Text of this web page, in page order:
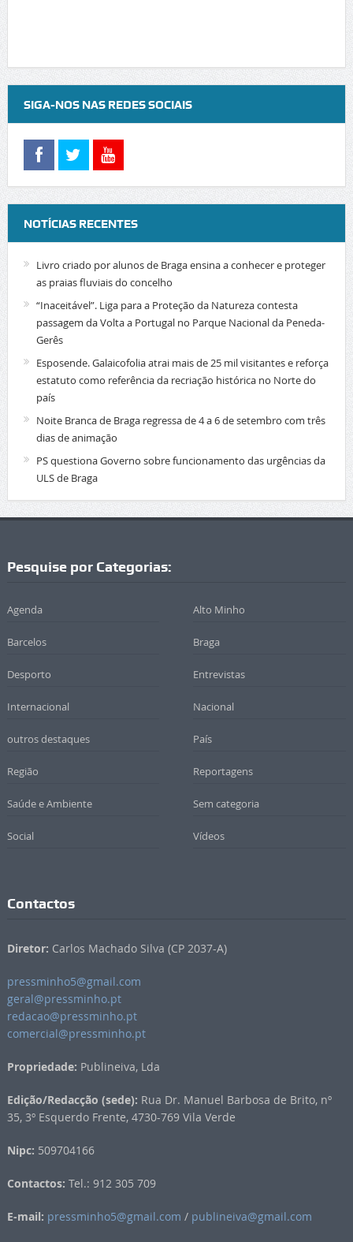
SIGA-NOS NAS REDES SOCIAIS
NOTÍCIAS RECENTES
Livro criado por alunos de Braga ensina a conhecer e proteger
as praias fluviais do concelho
“Inaceitável”. Liga para a Proteção da Natureza contesta
passagem da Volta a Portugal no Parque Nacional da Peneda-
Gerês
Esposende. Galaicofolia atrai mais de 25 mil visitantes e reforça
estatuto como referência da recriação histórica no Norte do
país
Noite Branca de Braga regressa de 4 a 6 de setembro com três
dias de animação
PS questiona Governo sobre funcionamento das urgências da
ULS de Braga
Pesquise por Categorias:
Agenda Alto Minho
Barcelos Braga
Desporto Entrevistas
Internacional Nacional
outros destaques País
Região Reportagens
Saúde e Ambiente Sem categoria
Social Vídeos
Contactos
Diretor: Carlos Machado Silva (CP 2037-A)
pressminho5@gmail.com
geral@pressminho.pt
redacao@pressminho.pt
comercial@pressminho.pt
Propriedade: Publineiva, Lda
Edição/Redacção (sede): Rua Dr. Manuel Barbosa de Brito, nº
35, 3º Esquerdo Frente, 4730-769 Vila Verde
Nipc: 509704166
Contactos: Tel.: 912 305 709
E-mail: pressminho5@gmail.com / publineiva@gmail.com